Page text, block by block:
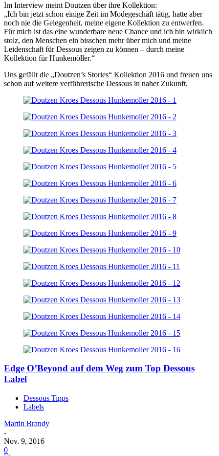
Im Interview meint Doutzen über ihre Kollektion:
„Ich bin jetzt schon einige Zeit im Modegeschäft tätig, hatte aber
noch nie die Gelegenheit, meine eigene Kollektion zu entwerfen.
Für mich ist das eine wunderbare neue Chance und ich bin wirklich
stolz, den Menschen ein bisschen mehr über mich und meine
Leidenschaft für Dessous zeigen zu können – durch meine
Kollektion für Hunkemöller.“
Uns gefällt die „Doutzen’s Stories“ Kollektion 2016 und freuen uns
schon auf weitere verführerische Dessous in naher Zukunft.
Edge O’Beyond auf dem Weg zum Top Dessous
Label
Dessous Tipps
Labels
Martin Brandy
-
Nov. 9, 2016
0